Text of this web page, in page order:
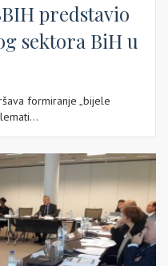
predstavio
sektora BiH u
formiranje „bijele